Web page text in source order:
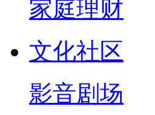
家庭理财
文化社区
影音剧场